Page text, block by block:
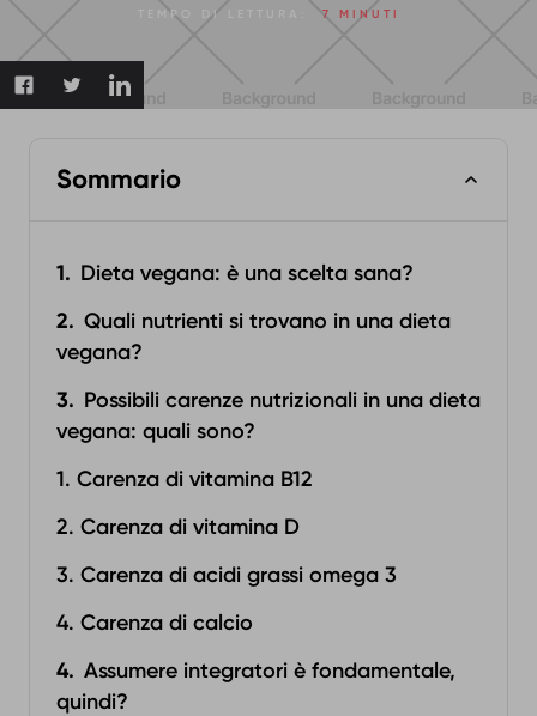
TEMPO DI LETTURA: 7 MINUTI
Sommario
Dieta vegana: è una scelta sana?
Quali nutrienti si trovano in una dieta
vegana?
Possibili carenze nutrizionali in una dieta
vegana: quali sono?
1. Carenza di vitamina B12
2. Carenza di vitamina D
3. Carenza di acidi grassi omega 3
4. Carenza di calcio
Assumere integratori è fondamentale,
quindi?